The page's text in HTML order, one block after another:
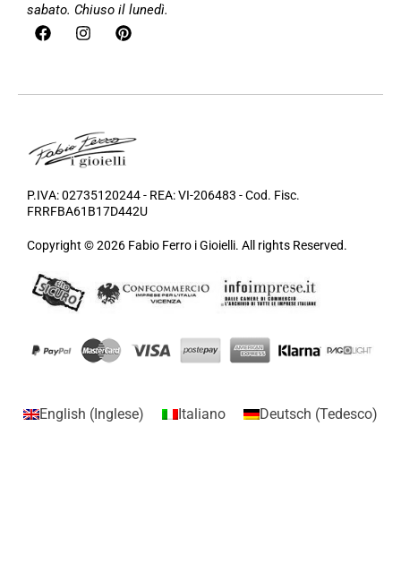
sabato. Chiuso il lunedì.
P.IVA: 02735120244 - REA: VI-206483 - Cod. Fisc.
FRRFBA61B17D442U
Copyright © 2026 Fabio Ferro i Gioielli. All rights Reserved.
English (Inglese) Italiano Deutsch (Tedesco)